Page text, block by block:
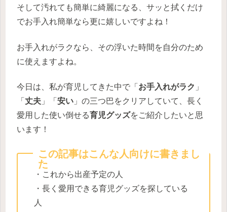
そして汚れても簡単に綺麗になる、サッと拭くだけ
でお手入れ簡単なら更に嬉しいですよね！
お手入れがラクなら、その浮いた時間を自分のため
に使えますよね。
今日は、私が育児してきた中で「 お手入れがラク 」
「 丈夫 」「 安い 」の三つ巴をクリアしていて、長く
愛用した使い倒せる育児グッズをご紹介したいと思
います！
この記事はこんな人向けに書きまし
た
・これから出産予定の人
・長く愛用できる育児グッズを探している
人